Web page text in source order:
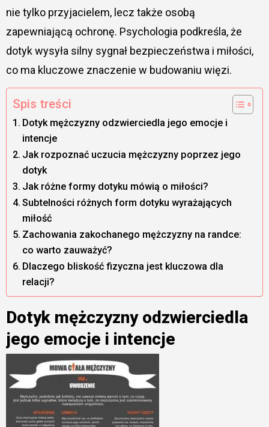
nie tylko przyjacielem, lecz także osobą
zapewniającą ochronę. Psychologia podkreśla, że
dotyk wysyła silny sygnał bezpieczeństwa i miłości,
co ma kluczowe znaczenie w budowaniu więzi.
Spis treści
Dotyk mężczyzny odzwierciedla jego emocje i
intencje
Jak rozpoznać uczucia mężczyzny poprzez jego
dotyk
Jak różne formy dotyku mówią o miłości?
Subtelności różnych form dotyku wyrażających
miłość
Zachowania zakochanego mężczyzny na randce:
co warto zauważyć?
Dlaczego bliskość fizyczna jest kluczowa dla
relacji?
Dotyk mężczyzny odzwierciedla
jego emocje i intencje